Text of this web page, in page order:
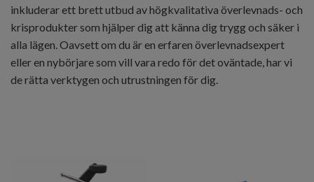
inkluderar ett brett utbud av högkvalitativa överlevnads- och
krisprodukter som hjälper dig att känna dig trygg och säker i
alla lägen. Oavsett om du är en erfaren överlevnadsexpert
eller en nybörjare som vill vara redo för det oväntade, har vi
de rätta verktygen och utrustningen för dig.